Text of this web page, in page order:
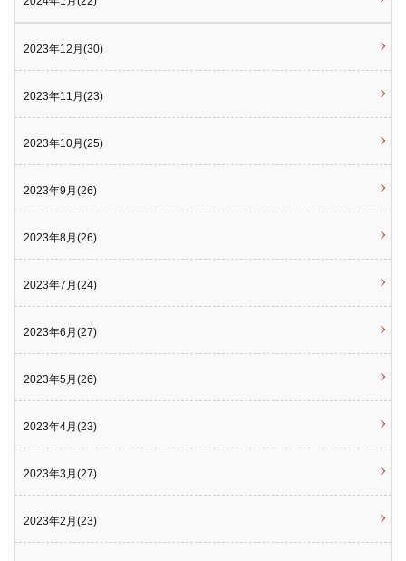
2023年12月(30)
2023年11月(23)
2023年10月(25)
2023年9月(26)
2023年8月(26)
2023年7月(24)
2023年6月(27)
2023年5月(26)
2023年4月(23)
2023年3月(27)
2023年2月(23)